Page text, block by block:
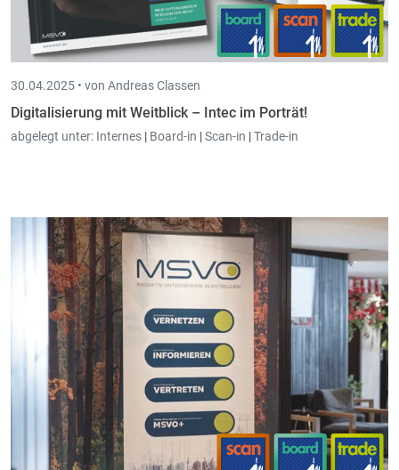
30.04.2025 • von Andreas Classen
Digitalisierung mit Weitblick – Intec im Porträt!
abgelegt unter: Internes | Board-in |Scan-in |Trade-in